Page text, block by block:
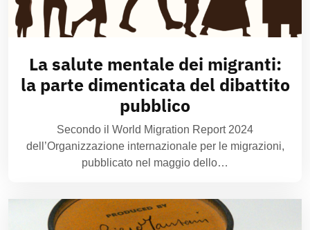
La salute mentale dei migranti:
la parte dimenticata del dibattito
pubblico
Secondo il World Migration Report 2024
dell’Organizzazione internazionale per le migrazioni,
pubblicato nel maggio dello…